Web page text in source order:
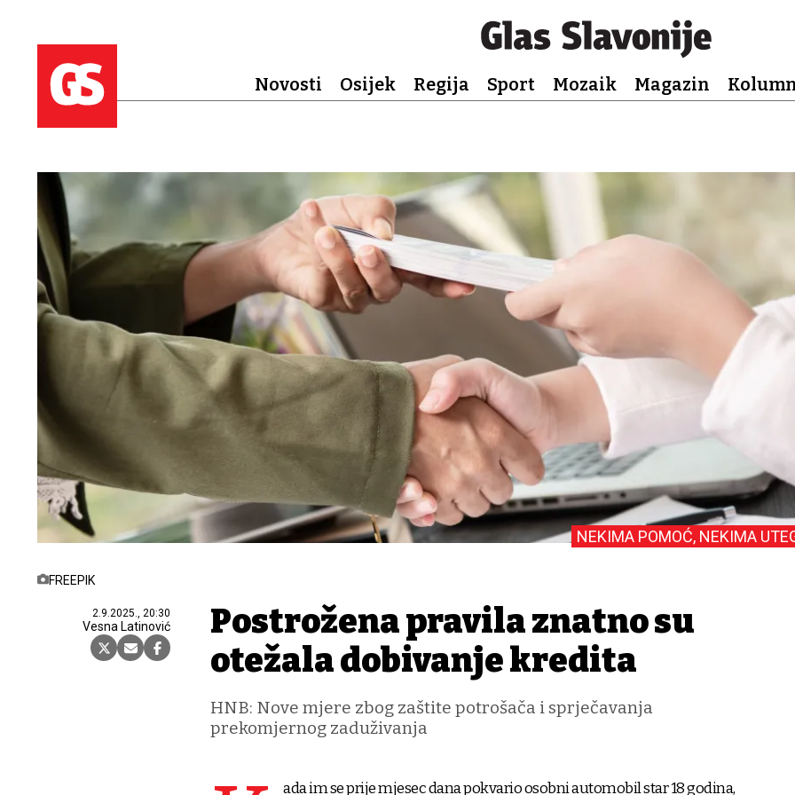
Novosti Osijek Regija Sport Mozaik Magazin
FREEPIK
2.9.2025., 20:30
Vesna Latinović
NEKIMA POMOĆ, NEKIMA
Postrožena pravila znatno su
otežala dobivanje kredita
HNB: Nove mjere zbog zaštite potrošača i sprječavanja
prekomjernog zaduživanja
ada im se prije mjesec dana pokvario osobni automobil star 18 godina,